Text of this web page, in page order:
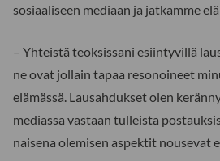
sosiaaliseen mediaan ja jatkamme
– Yhteistä teoksissani esiintyvillä
ne ovat jollain tapaa resonoineet
elämässä. Lausahdukset olen
mediassa vastaan tulleista
naisena olemisen aspektit nousevat